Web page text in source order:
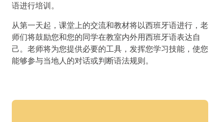
语进行培训。
从第一天起，课堂上的交流和教材将以西班牙语进行，老
师们将鼓励您和您的同学在教室内外用西班牙语表达自
己。老师将为您提供必要的工具，发挥您学习技能，使您
能够参与当地人的对话或判断语法规则。